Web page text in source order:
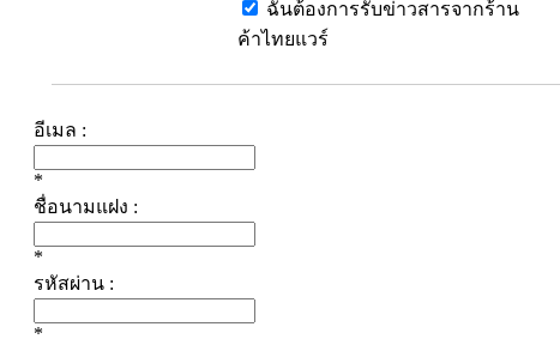
ฉันต้องการรับข่าวสารจากร้าน
ค้าไทยแวร์
อีเมล :
*
ชื่อนามแฝง :
*
รหัสผ่าน :
*